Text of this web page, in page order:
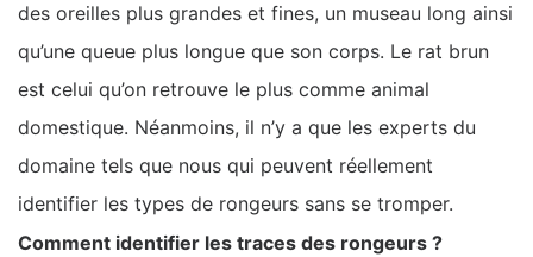
des oreilles plus grandes et fines, un museau long ainsi
qu’une queue plus longue que son corps. Le rat brun
est celui qu’on retrouve le plus comme animal
domestique. Néanmoins, il n’y a que les experts du
domaine tels que nous qui peuvent réellement
identifier les types de rongeurs sans se tromper.
Comment identifier les traces des rongeurs ?